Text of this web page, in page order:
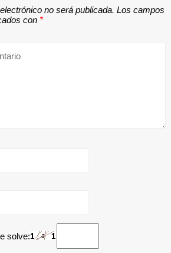
no será publicada. Los campos
con *
solve: